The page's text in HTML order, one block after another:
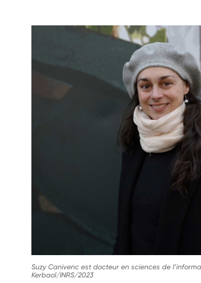
Suzy Canivenc est docteur en sciences de
Kerbaol/INRS/2023